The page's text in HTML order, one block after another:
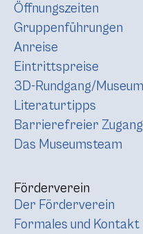
Öffnungszeiten
Gruppenführungen
Anreise
Eintrittspreise
3D-Rundgang/
Literaturtipps
Barrierefreier Zugang
Das Museumsteam
Förderverein
Der Förderverein
Formales und Kontakt